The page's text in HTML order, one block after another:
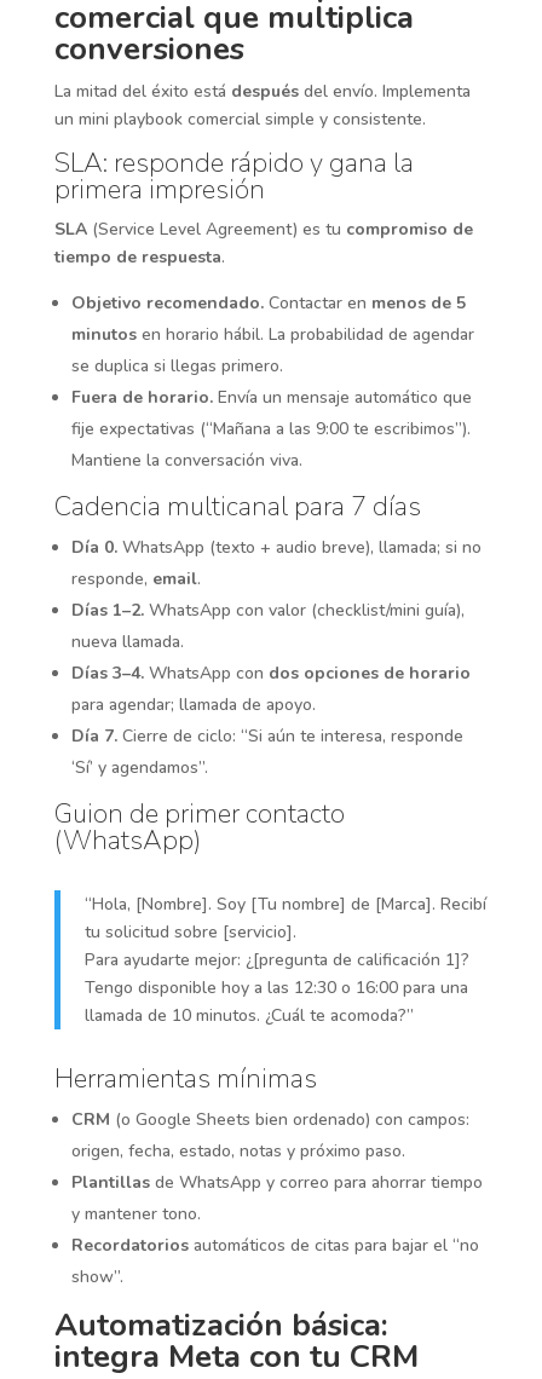
comercial que multiplica
conversiones
La mitad del éxito está despuésdel envío. Implementa
un mini playbook comercial simple y consistente.
SLA: responde rápido y gana la
primera impresión
SLA(Service Level Agreement) es tu compromiso de
tiempo de respuesta.
Objetivo recomendado.Contactar en menos de 5
minutosen horario hábil. La probabilidad de agendar
se duplica si llegas primero.
Fuera de horario.Envía un mensaje automático que
fije expectativas (“Mañana a las 9:00 te escribimos”).
Mantiene la conversación viva.
Cadencia multicanal para 7 días
Día 0.WhatsApp (texto + audio breve), llamada; si no
responde, email.
Días 1–2.WhatsApp con valor (checklist/mini guía),
nueva llamada.
Días 3–4.WhatsApp con dos opciones de horario
para agendar; llamada de apoyo.
Día 7.Cierre de ciclo: “Si aún te interesa, responde
‘Sí’ y agendamos”.
Guion de primer contacto
(WhatsApp)
“Hola, [Nombre]. Soy [Tu nombre] de [Marca]. Recibí
tu solicitud sobre [servicio].
Para ayudarte mejor: ¿[pregunta de calificación 1]?
Tengo disponible hoy a las 12:30 o 16:00 para una
llamada de 10 minutos. ¿Cuál te acomoda?”
Herramientas mínimas
CRM (o Google Sheets bien ordenado) con campos:
origen, fecha, estado, notas y próximo paso.
Plantillasde WhatsApp y correo para ahorrar tiempo
y mantener tono.
Recordatoriosautomáticos de citas para bajar el “no
show”.
Automatización básica:
integra Meta con tu CRM